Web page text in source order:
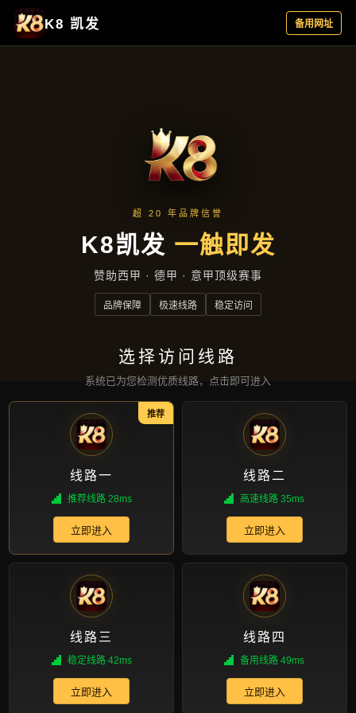
案例精选
首页 案例精选